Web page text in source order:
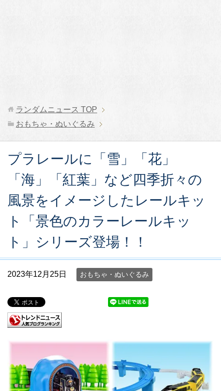
ランダムニュース TOP
おもちゃ・ぬいぐるみ
プラレールに「雪」「花」
「海」「紅葉」など四季折々の
風景をイメージしたレールキッ
ト「景色のカラーレールキッ
ト」シリーズ登場！！
2023年12月25日 おもちゃ・ぬいぐるみ